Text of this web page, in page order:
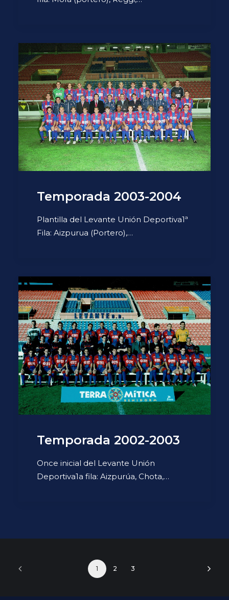
Temporada 2003-2004
Plantilla del Levante Unión Deportiva1ª
Fila: Aizpurua (Portero),…
Temporada 2002-2003
Once inicial del Levante Unión
Deportiva1a fila: Aizpurúa, Chota,…
1 2 3